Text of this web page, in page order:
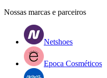
Nossas marcas e parceiros
Netshoes
Epoca Cosméticos